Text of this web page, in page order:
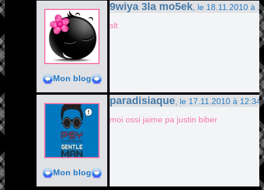
Mon blog
9wiya 3la mo5ek , le 18.11.2010 à
slt
Mon blog
paradisiaque , le 17.11.2010 à 12:34
moi ossi jaime pa justin biber